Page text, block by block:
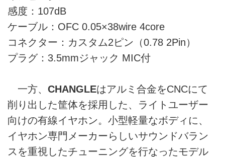
感度：107dB
ケーブル：OFC 0.05×38wire 4core
コネクター：カスタム2ピン（0.78 2Pin）
プラグ：3.5mmジャック MIC付
一方、 CHANGLEはアルミ合金をCNCにて
削り出した筐体を採用した、ライトユーザー
向けの有線イヤホン。小型軽量なボディに、
イヤホン専門メーカーらしいサウンドバラン
スを重視したチューニングを行なったモデル